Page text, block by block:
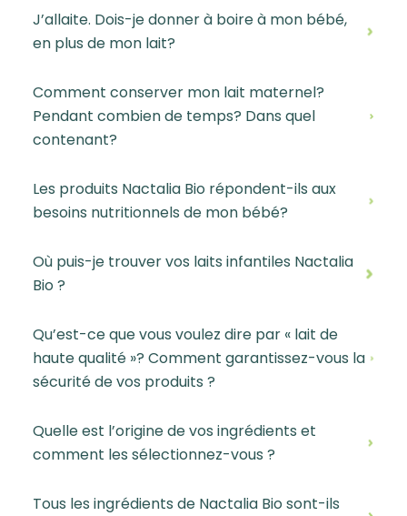
J’allaite. Dois-je donner à boire à mon bébé,
en plus de mon lait?
Comment conserver mon lait maternel?
Pendant combien de temps? Dans quel
contenant?
Les produits Nactalia Bio répondent-ils aux
besoins nutritionnels de mon bébé?
Où puis-je trouver vos laits infantiles Nactalia
Bio ?
Qu’est-ce que vous voulez dire par « lait de
haute qualité »? Comment garantissez-vous la
sécurité de vos produits ?
Quelle est l’origine de vos ingrédients et
comment les sélectionnez-vous ?
Tous les ingrédients de Nactalia Bio sont-ils